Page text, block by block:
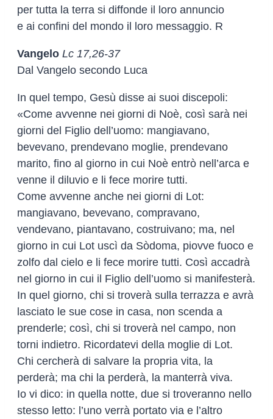
per tutta la terra si diffonde il loro annuncio
e ai confini del mondo il loro messaggio. R
Vangelo Lc 17,26-37
Dal Vangelo secondo Luca
In quel tempo, Gesù disse ai suoi discepoli:
«Come avvenne nei giorni di Noè, così sarà nei
giorni del Figlio dell’uomo: mangiavano,
bevevano, prendevano moglie, prendevano
marito, fino al giorno in cui Noè entrò nell’arca e
venne il diluvio e li fece morire tutti.
Come avvenne anche nei giorni di Lot:
mangiavano, bevevano, compravano,
vendevano, piantavano, costruivano; ma, nel
giorno in cui Lot uscì da Sòdoma, piovve fuoco e
zolfo dal cielo e li fece morire tutti. Così accadrà
nel giorno in cui il Figlio dell’uomo si manifesterà.
In quel giorno, chi si troverà sulla terrazza e avrà
lasciato le sue cose in casa, non scenda a
prenderle; così, chi si troverà nel campo, non
torni indietro. Ricordatevi della moglie di Lot.
Chi cercherà di salvare la propria vita, la
perderà; ma chi la perderà, la manterrà viva.
Io vi dico: in quella notte, due si troveranno nello
stesso letto: l’uno verrà portato via e l’altro